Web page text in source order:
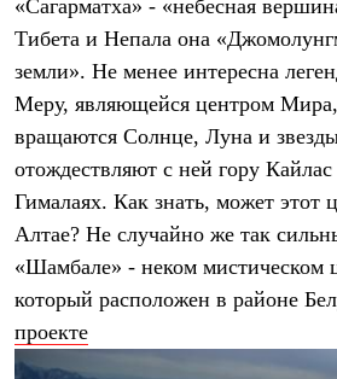
Полезные аксессуары
Книги
Коврики
Обувь
Женская обувь
Сапоги
Ботинки
Мужская обувь
Кроссовки
Сапоги
Гамаши и бахилы
Гамаши
Бахилы
Тапочки и чуни
«Сагарматха» - «небесная
Тибета и Непала она
земли». Не менее интересна
Меру, являющейся центром Мира,
вращаются Солнце, Луна и
отождествляют с ней гору
Гималаях. Как знать, может этот
Алтае? Не случайно же так
«Шамбале» - неком мистическом
который расположен в районе
проекте